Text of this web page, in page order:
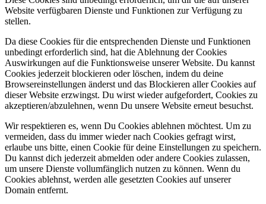
Website verfügbaren Dienste und Funktionen zur Verfügung zu
stellen.
Da diese Cookies für die entsprechenden Dienste und Funktionen
unbedingt erforderlich sind, hat die Ablehnung der Cookies
Auswirkungen auf die Funktionsweise unserer Website. Du kannst
Cookies jederzeit blockieren oder löschen, indem du deine
Browsereinstellungen änderst und das Blockieren aller Cookies auf
dieser Website erzwingst. Du wirst wieder aufgefordert, Cookies zu
akzeptieren/abzulehnen, wenn Du unsere Website erneut besuchst.
Wir respektieren es, wenn Du Cookies ablehnen möchtest. Um zu
vermeiden, dass du immer wieder nach Cookies gefragt wirst,
erlaube uns bitte, einen Cookie für deine Einstellungen zu speichern.
Du kannst dich jederzeit abmelden oder andere Cookies zulassen,
um unsere Dienste vollumfänglich nutzen zu können. Wenn du
Cookies ablehnst, werden alle gesetzten Cookies auf unserer
Domain entfernt.